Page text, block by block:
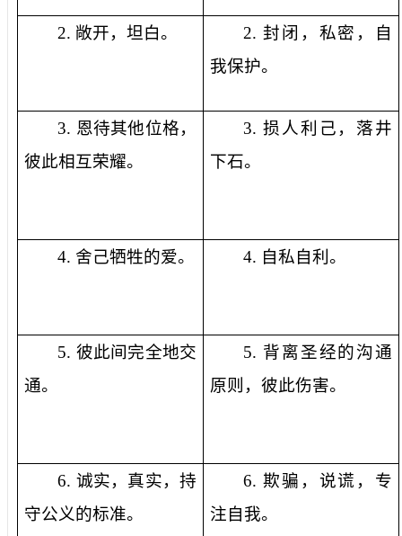
2. 敞开，坦白。 2.封闭，私密，自
我保护。
3. 恩待其他位格，
彼此相互荣耀。
3.损人利己，落井
下石。
4. 舍己牺牲的爱。 4. 自私自利。
5. 彼此间完全地交
通。
5. 背离圣经的沟通
原则，彼此伤害。
6. 诚实，真实，持
守公义的标准。
6.欺骗，说谎，专
注自我。